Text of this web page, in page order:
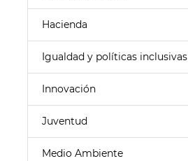
Hacienda
Igualdad y políticas inclusivas
Innovación
Juventud
Medio Ambiente